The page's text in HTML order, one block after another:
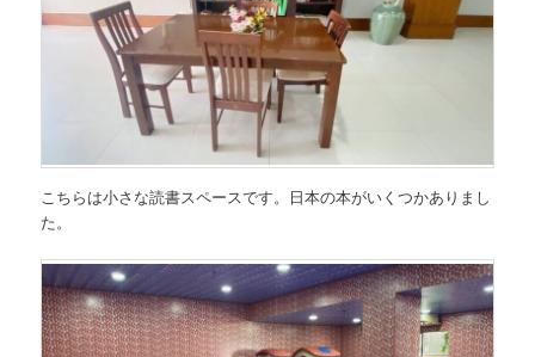
こちらは小さな読書スペースです。日本の本がいくつかありまし
た。